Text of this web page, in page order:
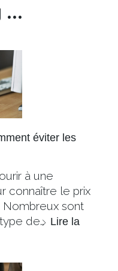
...
éviter les
à une
connaître le prix
Nombreux sont
de… Lire la